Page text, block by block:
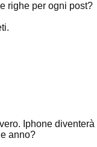
righe per ogni post?
Iphone
anno?